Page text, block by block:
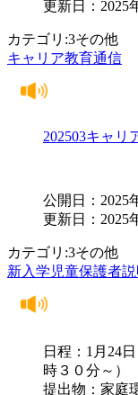
更新日：2025
カテゴリ:3その他
キャリア教育通信
202503キャリ
公開日：2025
更新日：2025
カテゴリ:3その他
新入学児童保護者
日程：1月24
時３０分～）
提出物：家庭